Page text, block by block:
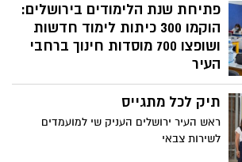
את רני רוזנהיים אשר מונה לאחרונה לתפקיד
ראש מינהל חדשנות ואסטרטגיה
פתיחת שנת הלימודים בירושלים:
הוקמו 300 כיתות לימוד חדשות
ושופצו 700 מוסדות חינוך ברחבי
העיר
עיריית ירושלים ירושלים נערכת לפתיחת שנת
מהן ייהנו כ-9,000 תלמידים מכלל המגזרים.
תיק לכל מתגייס
ראש העיר ירושלים העניק שי למועמדים
לשירות צבאי